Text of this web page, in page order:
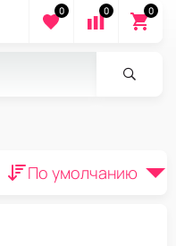
0 0 0
По умолчанию